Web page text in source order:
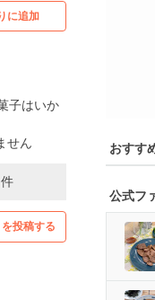
に追加
子はいか
せん
件
投稿する
おすす
公式フ